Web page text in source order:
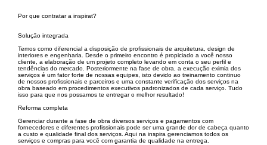
Por que contratar a inspirat?
Solução integrada
Temos como diferencial a disposição de profissionais de arquitetura, design de
interiores e engenharia. Desde o primeiro encontro é propiciado a você nosso
cliente, a elaboração de um projeto completo levando em conta o seu perfil e
tendências do mercado. Posteriormente na fase de obra, a execução eximia dos
serviços é um fator forte de nossas equipes, isto devido ao treinamento continuo
de nossos profissionais e parceiros e uma constante verificação dos serviços na
obra baseado em procedimentos executivos padronizados de cada serviço. Tudo
isso para que nos possamos te entregar o melhor resultado!
Reforma completa
Gerenciar durante a fase de obra diversos serviços e pagamentos com
fornecedores e diferentes profissionais pode ser uma grande dor de cabeça quanto
a custo e qualidade final dos serviços. Aqui na inspira gerenciamos todos os
serviços e compras para você com garantia de qualidade na entrega.